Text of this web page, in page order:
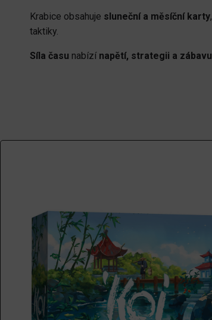
Krabice obsahuje sluneční a měsíční karty,
taktiky.
Síla času nabízí napětí, strategii a zábavu